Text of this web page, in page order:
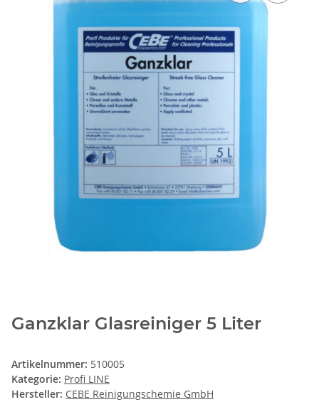
Ganzklar Glasreiniger 5 Liter
Artikelnummer: 510005
Kategorie: Profi LINE
Hersteller: CEBE Reinigungschemie GmbH